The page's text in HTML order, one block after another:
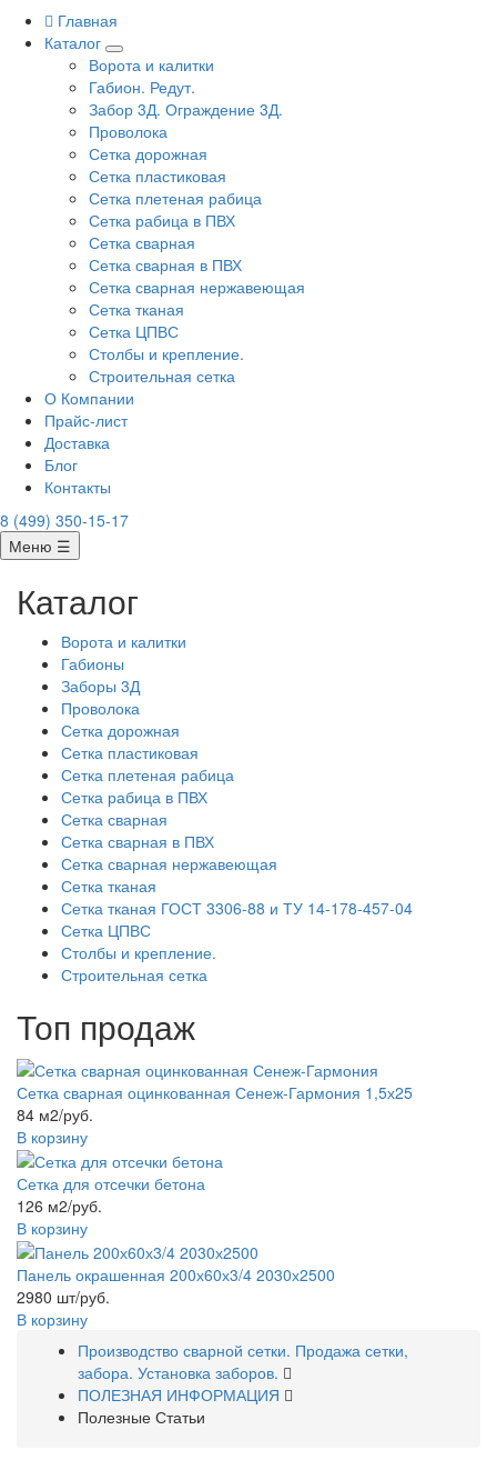
Главная
Каталог
Ворота и калитки
Габион. Редут.
Забор 3Д. Ограждение 3Д.
Проволока
Сетка дорожная
Сетка пластиковая
Сетка плетеная рабица
Сетка рабица в ПВХ
Сетка сварная
Сетка сварная в ПВХ
Сетка сварная нержавеющая
Сетка тканая
Сетка ЦПВС
Столбы и крепление.
Строительная сетка
О Компании
Прайс-лист
Доставка
Блог
Контакты
8 (499) 350-15-17
Меню ☰
Каталог
Ворота и калитки
Габионы
Заборы 3Д
Проволока
Сетка дорожная
Сетка пластиковая
Сетка плетеная рабица
Сетка рабица в ПВХ
Сетка сварная
Сетка сварная в ПВХ
Сетка сварная нержавеющая
Сетка тканая
Сетка тканая ГОСТ 3306-88 и ТУ 14-178-457-04
Сетка ЦПВС
Столбы и крепление.
Строительная сетка
Топ продаж
Сетка сварная оцинкованная Сенеж-Гармония 1,5х25
84 м2/руб.
В корзину
Сетка для отсечки бетона
126 м2/руб.
В корзину
Панель окрашенная 200х60х3/4 2030х2500
2980 шт/руб.
В корзину
Производство сварной сетки. Продажа сетки,
забора. Установка заборов.
ПОЛЕЗНАЯ ИНФОРМАЦИЯ
Полезные Статьи